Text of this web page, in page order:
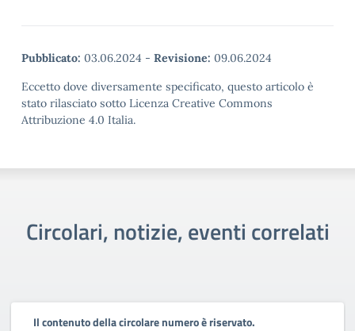
Pubblicato: 03.06.2024 - Revisione: 09.06.2024
Eccetto dove diversamente specificato, questo articolo è
stato rilasciato sotto Licenza Creative Commons
Attribuzione 4.0 Italia.
Circolari, notizie, eventi correlati
Il contenuto della circolare numero è riservato.